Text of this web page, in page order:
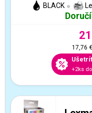
BLACK
17,76 €
+2ks